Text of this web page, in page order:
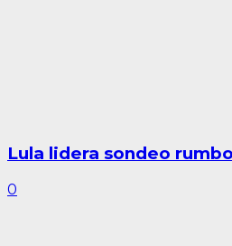
Lula lidera sondeo
0